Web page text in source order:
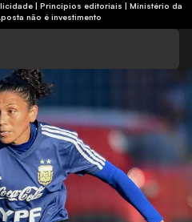
| Princípios editoriais | Ministério da
não é investimento